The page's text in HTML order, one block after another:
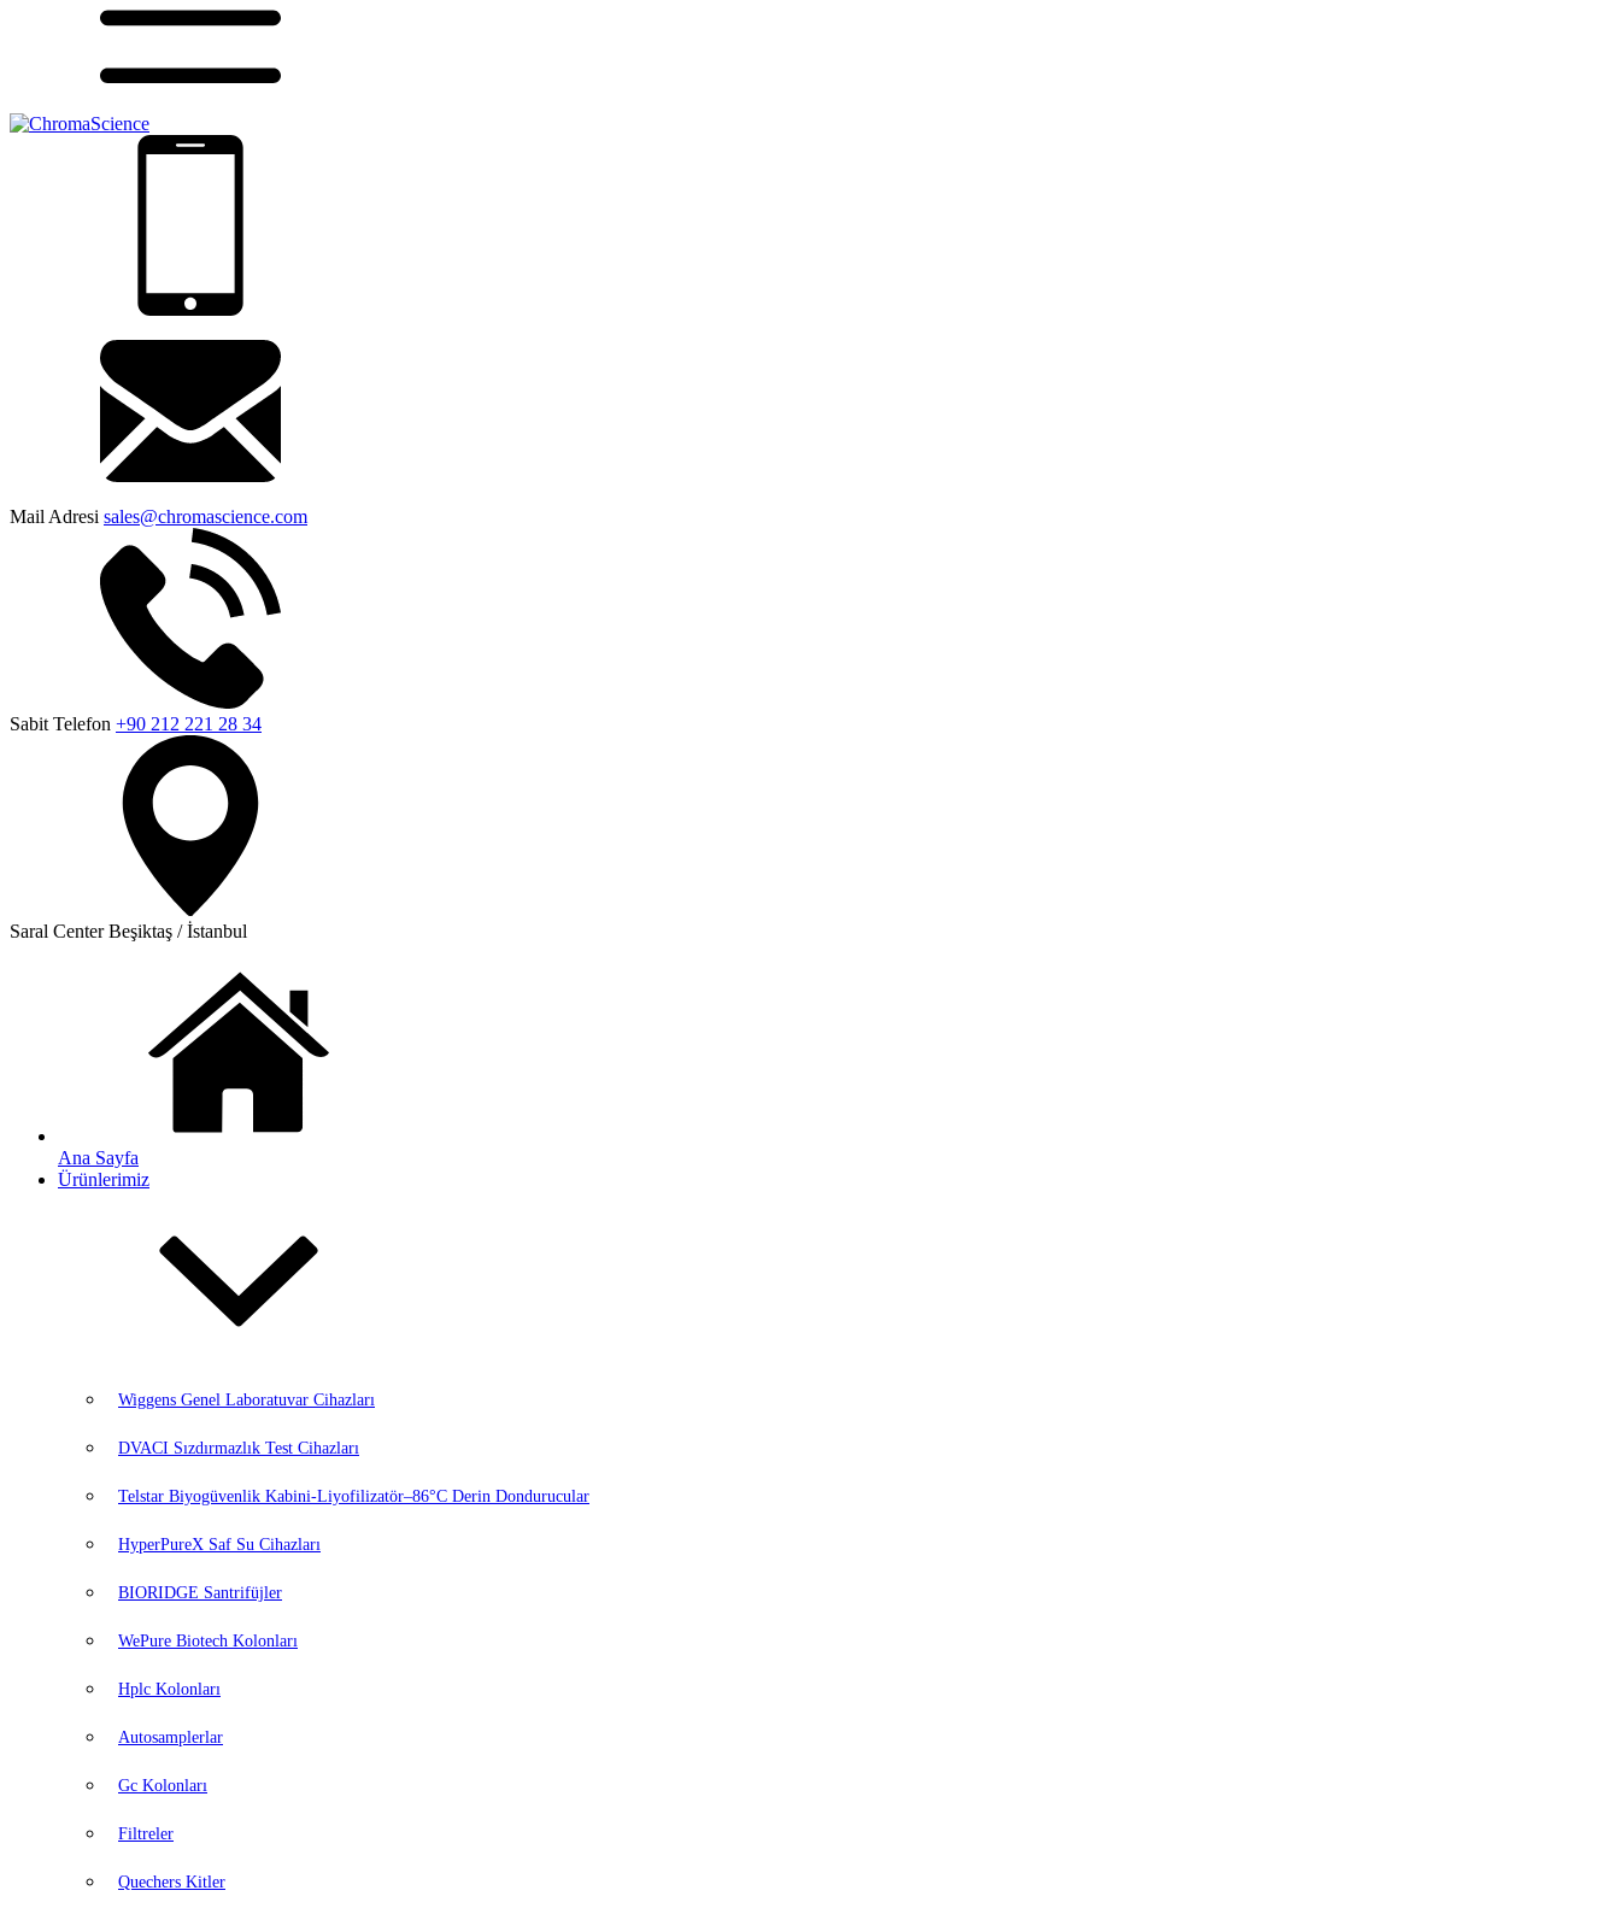
Mail Adresi sales@chromascience.com
Sabit Telefon +90 212 221 28 34
Saral CenterBeşiktaş / İstanbul
Ana Sayfa
Ürünlerimiz
Wiggens Genel Laboratuvar Cihazları
DVACI Sızdırmazlık Test Cihazları
Telstar Biyogüvenlik Kabini-Liyofilizatör–86°C Derin Dondurucular
HyperPureX Saf Su Cihazları
BIORIDGE Santrifüjler
WePure Biotech Kolonları
Hplc Kolonları
Autosamplerlar
Gc Kolonları
Filtreler
Quechers Kitler